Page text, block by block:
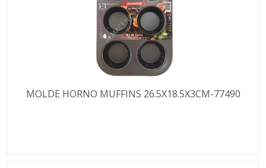
MOLDE HORNO MUFFINS 26.5X18.5X3CM-77490